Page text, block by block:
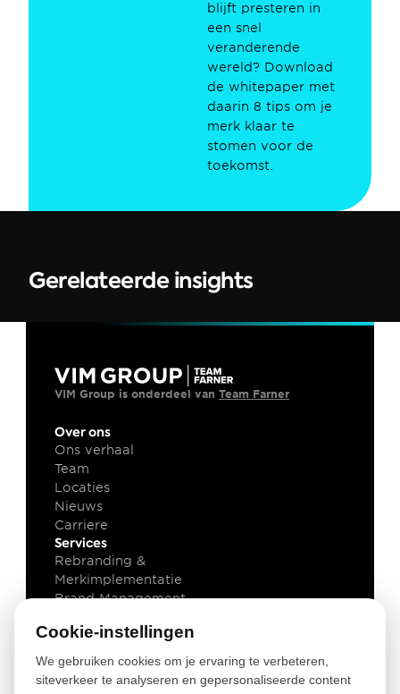
blijft presteren in
een snel
veranderende
wereld? Download
de whitepaper met
daarin 8 tips om je
merk klaar te
stomen voor de
toekomst.
Gerelateerde insights
VIM Group is onderdeel van Team Farner
Over ons
Ons verhaal
Team
Locaties
Nieuws
Carriere
Services
Rebranding &
Merkimplementatie
Brand Management
Kennis
Insights
Cookie-instellingen
We gebruiken cookies om je ervaring te verbeteren,
siteverkeer te analyseren en gepersonaliseerde content